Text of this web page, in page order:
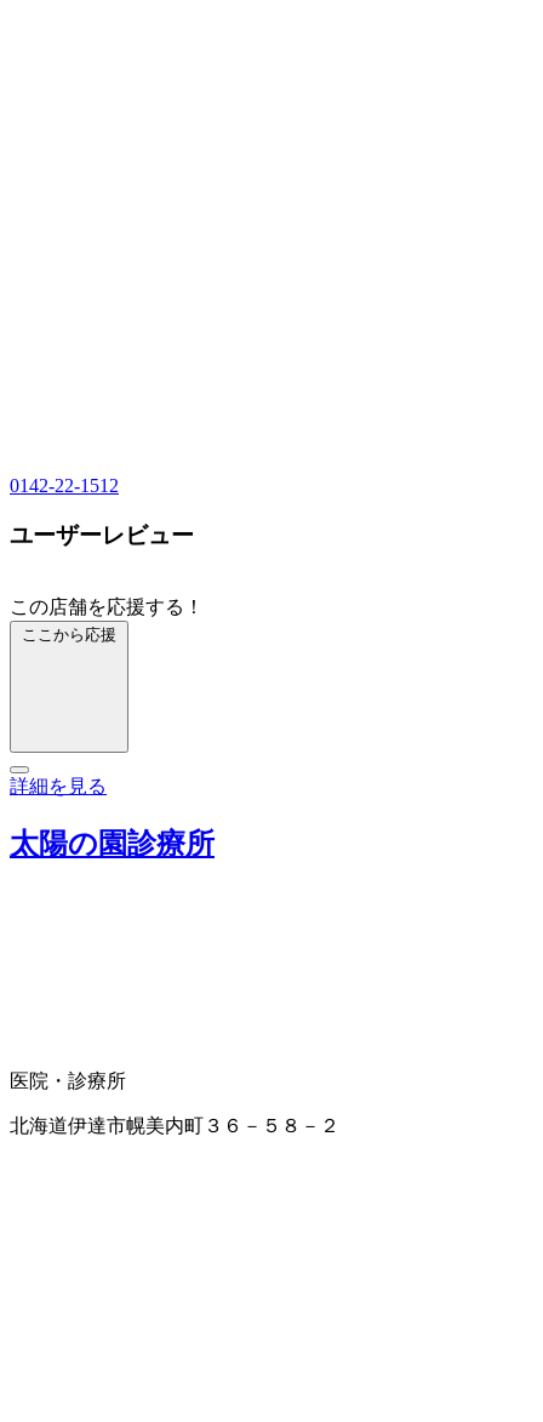
0142-22-1512
ユーザーレビュー
この店舗を応援する！
ここから応援
詳細を見る
太陽の園診療所
医院・診療所
北海道伊達市幌美内町３６－５８－２